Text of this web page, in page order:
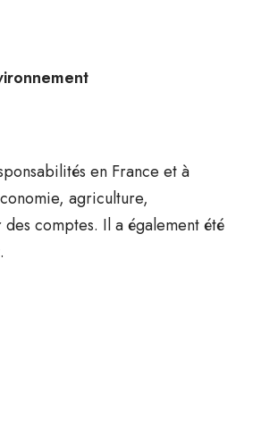
en France et à
agriculture,
comptes. Il a également été